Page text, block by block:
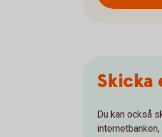
Skicka
Du kan också